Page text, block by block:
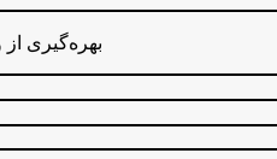
بهره‌گیری از